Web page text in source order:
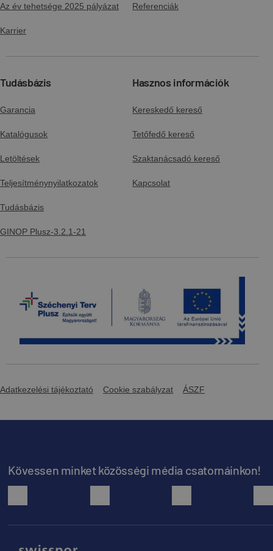
Az év tehetsége 2025 pályázat
Karrier
Referenciák
Tudásbázis
Garancia
Katalógusok
Letöltések
Teljesítménynyilatkozatok
Tudásbázis
GINOP Plusz-3.2.1-21
Hasznos információk
Kereskedő kereső
Tetőfedő kereső
Szaktanácsadó kereső
Kapcsolat
Adatkezelési tájékoztató Cookie szabályzat ÁSZF
Kövessen minket közösségi média csatornáinkon!
facebook youtube instagram